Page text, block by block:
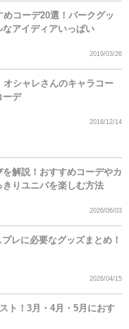
めコーデ20選！パークグッ
アイディアいっぱい
2019/03/26
シャレさんのキャラコー
ーデ
2018/12/14
解説！おすすめコーデやカ
りユニバを楽しむ方法
2026/06/03
レに必要なグッズまとめ！
2026/04/15
ト！3月・4月・5月におす